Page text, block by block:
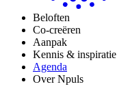
Beloften
Co-creëren
Aanpak
Kennis & inspiratie
Agenda
Over Npuls